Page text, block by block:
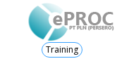
Training